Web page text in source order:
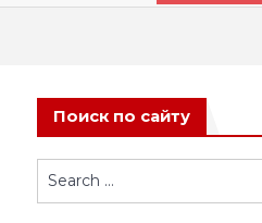
Поиск по сайту
Search
for: